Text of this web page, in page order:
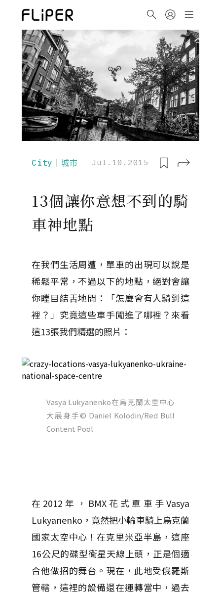
City｜城市 Jul.10.2015
13個讓你意想不到的騎
車神地點
在我們生活周遭，單車的出現可以說是
稀鬆平常，不過以下的地點，絕對會讓
你瞠目結舌地問：「怎麼會有人騎到這
裡？」究竟這些車手闖進了哪裡？來看
這13張我們精選的照片：
Vasya Lukyanenko在烏克蘭太空中心
大展身手© Daniel Kolodin/Red Bull
Content Pool
在2012年，BMX花式單車手Vasya
Lukyanenko，竟然把小輪車騎上烏克蘭
國家太空中心！在克里米亞半島，這座
16公尺的碟型衛星天線上頭，正是個適
合他做招的舞台。現在，此地受俄羅斯
管轄，這裡的設備還在運轉當中，過去